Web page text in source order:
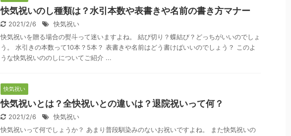
快気祝いのし種類は？水引本数や表書きや名前の書き方マナー
2021/2/6
快気祝い
快気祝いを贈る場合の熨斗って迷いますよね。 結び切り？蝶結び？どっちがいいのでしょ
う。 水引きの本数って10本？5本？ 表書きや名前はどう書けばいいのでしょう？ このよ
うな快気祝いののしについてご紹介 ...
快気祝い
快気祝いとは？全快祝いとの違いは？退院祝いって何？
2021/2/6
快気祝い
快気祝いって何でしょうか？ あまり普段馴染みのないお祝いですよね。 また快気祝いの